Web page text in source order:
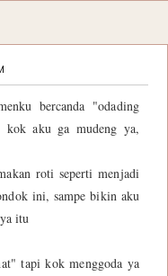
bercanda "odading
kok aku ga mudeng ya,
roti seperti menjadi
ini, sampe bikin aku
itu
tapi kok menggoda ya